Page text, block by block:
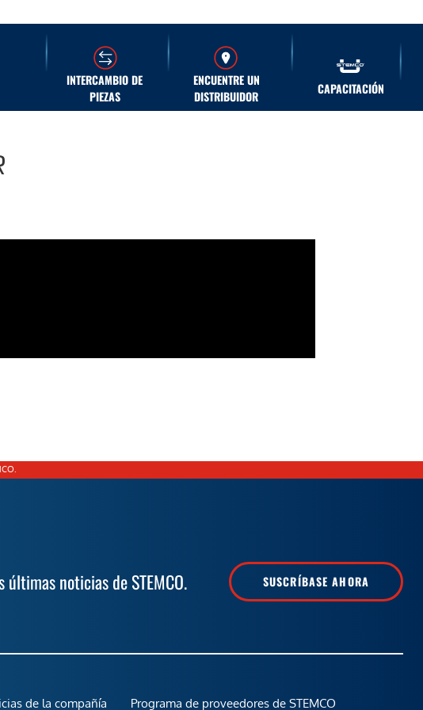
INTERCAMBIO DE
PIEZAS
ENCUENTRE UN
DISTRIBUIDOR
CAPACITACIÓN
noticias de STEMCO. SUSCRÍBASE AHORA
de la compañía Programa de proveedores de STEMCO